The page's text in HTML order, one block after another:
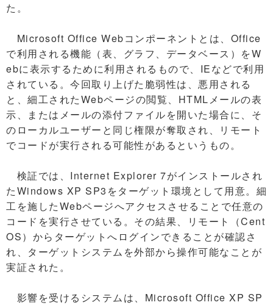
た。
Microsoft Office Webコンポーネントとは、Office
で利用される機能（表、グラフ、データベース）をW
ebに表示するために利用されるもので、IEなどで利用
されている。今回取り上げた脆弱性は、悪用される
と、細工されたWebページの閲覧、HTMLメールの表
示、またはメールの添付ファイルを開いた場合に、そ
のローカルユーザーと同じ権限が奪取され、リモート
でコードが実行される可能性があるというもの。
検証では、Internet Explorer 7がインストールされ
たWindows XP SP3をターゲット環境として用意。細
工を施したWebページへアクセスさせることで任意の
コードを実行させている。その結果、リモート（Cent
OS）からターゲットへログインできることが確認さ
れ、ターゲットシステムを外部から操作可能なことが
実証された。
影響を受けるシステムは、Microsoft Office XP SP